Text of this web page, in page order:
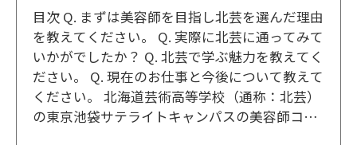
目次 Q. まずは美容師を目指し北芸を選んだ理由
を教えてください。 Q. 実際に北芸に通ってみて
いかがでしたか？ Q. 北芸で学ぶ魅力を教えてく
ださい。 Q. 現在のお仕事と今後について教えて
ください。 北海道芸術高等学校（通称：北芸）
の東京池袋サテライトキャンパスの美容師コー